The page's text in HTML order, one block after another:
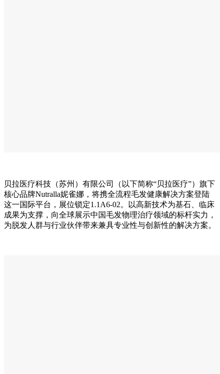
贝拉医疗科技（苏州）有限公司（以下简称“贝拉医疗”）旗下
核心品牌Nutralla妮雀娜，将携全流程毛发健康解决方案登陆
这一国际平台，展位锁定1.1A6-02。以高新技术为基石、临床
成果为支撑，向全球展示中国毛发物理治疗领域的标杆实力，
为脱发人群与行业伙伴带来兼具专业性与创新性的解决方案。